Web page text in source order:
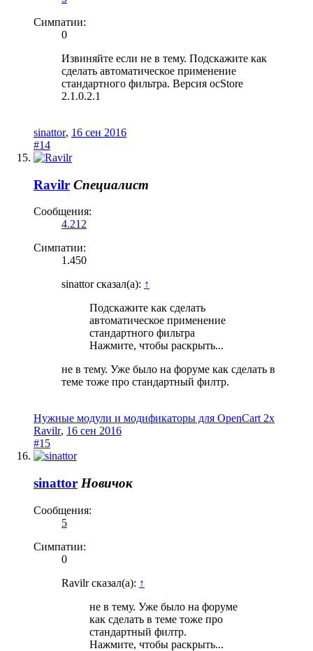
Симпатии:
0
Извиняйте если не в тему. Подскажите как
сделать автоматическое применение
стандартного фильтра. Версия ocStore
2.1.0.2.1
sinattor, 16 сен 2016
#14
Ravilr Специалист
Сообщения:
4.212
Симпатии:
1.450
sinattor сказал(а): ↑
Подскажите как сделать
автоматическое применение
стандартного фильтра
Нажмите, чтобы раскрыть...
не в тему. Уже было на форуме как сделать в
теме тоже про стандартный филтр.
Нужные модули и модификаторы для OpenCart 2x
Ravilr, 16 сен 2016
#15
sinattor Новичок
Сообщения:
5
Симпатии:
0
Ravilr сказал(а): ↑
не в тему. Уже было на форуме
как сделать в теме тоже про
стандартный филтр.
Нажмите, чтобы раскрыть...